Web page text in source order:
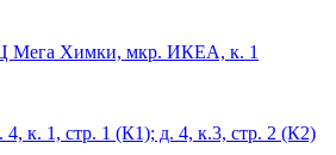
Мега Химки, мкр. ИКЕА, к. 1
к. 1, стр. 1 (К1); д. 4, к.3, стр. 2 (К2)